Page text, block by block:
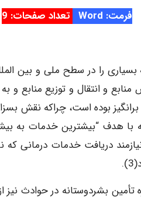
فرمت: Word
تعداد صفحات: 9
بسیاری را در سطح ملی و بین
منابع و انتقال و توزیع
هدف “بیشترین خدمات به
دریافت خدمات درمانی که
تأمین بشردوستانه در حوادث